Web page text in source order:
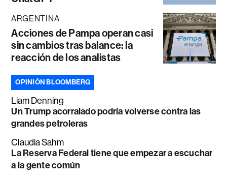
ARGENTINA
Acciones de Pampa operan casi
sin cambios tras balance: la
reacción de los analistas
OPINIÓN BLOOMBERG
Liam Denning
Un Trump acorralado podría volverse contra las
grandes petroleras
Claudia Sahm
La Reserva Federal tiene que empezar a escuchar
a la gente común